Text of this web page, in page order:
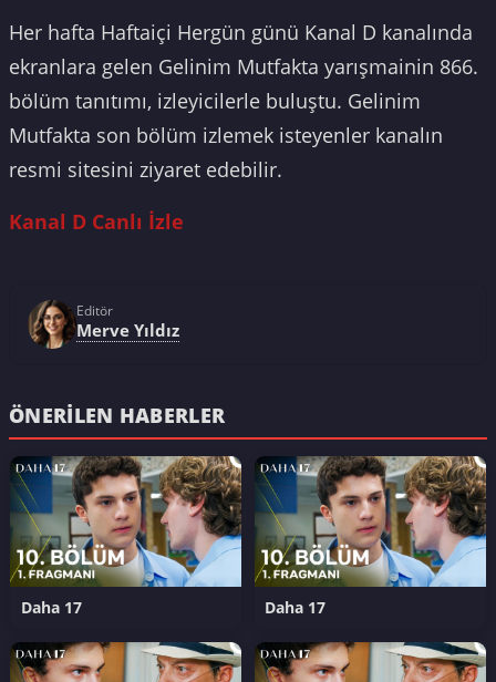
Her hafta Haftaiçi Hergün günü Kanal D kanalında
ekranlara gelen Gelinim Mutfakta yarışmainin 866.
bölüm tanıtımı, izleyicilerle buluştu. Gelinim
Mutfakta son bölüm izlemek isteyenler kanalın
resmi sitesini ziyaret edebilir.
Kanal D Canlı İzle
Editör
Merve Yıldız
ÖNERILEN HABERLER
Daha 17 Daha 17